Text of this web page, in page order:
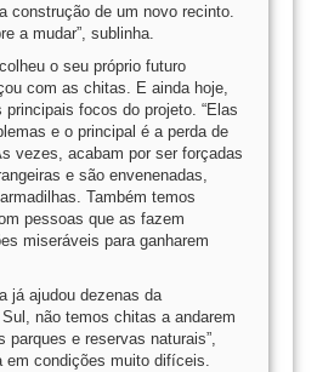
construção de um novo recinto.
a mudar”, sublinha.
o seu próprio futuro
com as chitas. E ainda hoje,
focos do projeto. “Elas
e o principal é a perda de
vezes, acabam por ser forçadas
e são envenenadas,
Também temos
pessoas que as fazem
miseráveis para ganharem
já ajudou dezenas da
não temos chitas a andarem
parques e reservas naturais”,
em condições muito difíceis.